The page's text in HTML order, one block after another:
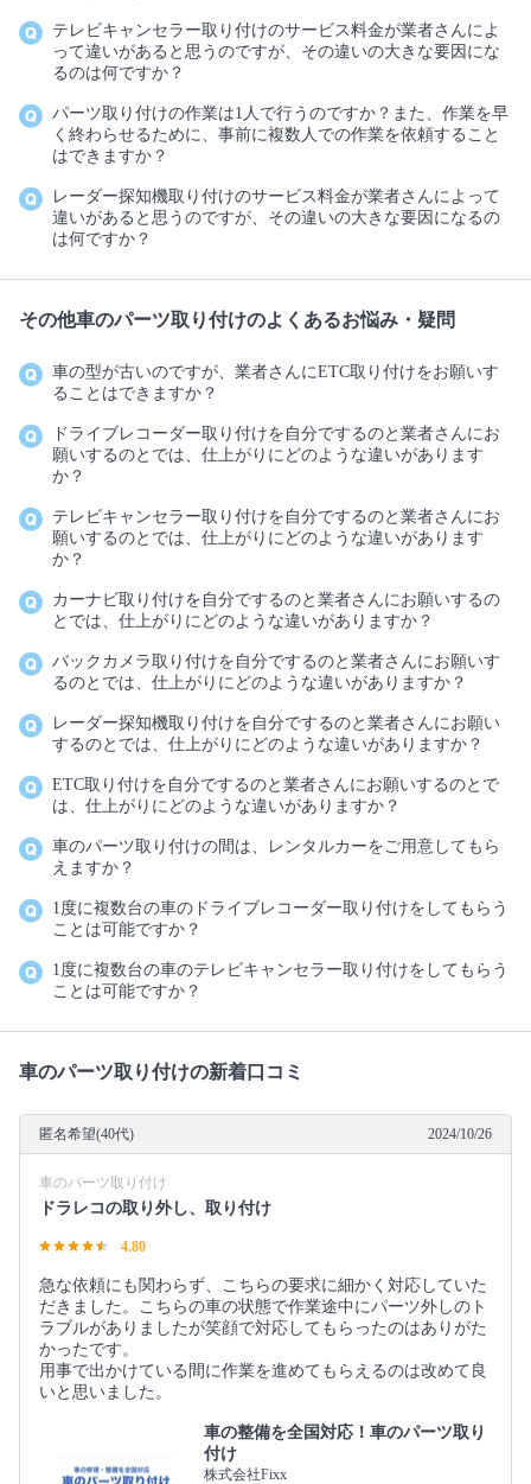
テレビキャンセラー取り付けのサービス料金が業者さんによ
って違いがあると思うのですが、その違いの大きな要因にな
るのは何ですか？
パーツ取り付けの作業は1人で行うのですか？また、作業を早
く終わらせるために、事前に複数人での作業を依頼すること
はできますか？
レーダー探知機取り付けのサービス料金が業者さんによって
違いがあると思うのですが、その違いの大きな要因になるの
は何ですか？
その他車のパーツ取り付けのよくあるお悩み・疑問
車の型が古いのですが、業者さんにETC取り付けをお願いす
ることはできますか？
ドライブレコーダー取り付けを自分でするのと業者さんにお
願いするのとでは、仕上がりにどのような違いがあります
か？
テレビキャンセラー取り付けを自分でするのと業者さんにお
願いするのとでは、仕上がりにどのような違いがあります
か？
カーナビ取り付けを自分でするのと業者さんにお願いするの
とでは、仕上がりにどのような違いがありますか？
バックカメラ取り付けを自分でするのと業者さんにお願いす
るのとでは、仕上がりにどのような違いがありますか？
レーダー探知機取り付けを自分でするのと業者さんにお願い
するのとでは、仕上がりにどのような違いがありますか？
ETC取り付けを自分でするのと業者さんにお願いするのとで
は、仕上がりにどのような違いがありますか？
車のパーツ取り付けの間は、レンタルカーをご用意してもら
えますか？
1度に複数台の車のドライブレコーダー取り付けをしてもらう
ことは可能ですか？
1度に複数台の車のテレビキャンセラー取り付けをしてもらう
ことは可能ですか？
車のパーツ取り付けの新着口コミ
匿名希望(40代) 2024/10/26
車のパーツ取り付け
ドラレコの取り外し、取り付け
4.80
急な依頼にも関わらず、こちらの要求に細かく対応していた
だきました。こちらの車の状態で作業途中にパーツ外しのト
ラブルがありましたが笑顔で対応してもらったのはありがた
かったです。
用事で出かけている間に作業を進めてもらえるのは改めて良
いと思いました。
車の整備を全国対応！車のパーツ取り
付け
株式会社Fixx